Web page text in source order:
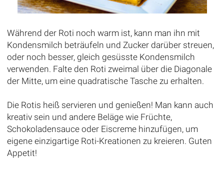
Während der Roti noch warm ist, kann man ihn mit
Kondensmilch beträufeln und Zucker darüber streuen,
oder noch besser, gleich gesüsste Kondensmilch
verwenden. Falte den Roti zweimal über die Diagonale
der Mitte, um eine quadratische Tasche zu erhalten.
Die Rotis heiß servieren und genießen! Man kann auch
kreativ sein und andere Beläge wie Früchte,
Schokoladensauce oder Eiscreme hinzufügen, um
eigene einzigartige Roti-Kreationen zu kreieren. Guten
Appetit!